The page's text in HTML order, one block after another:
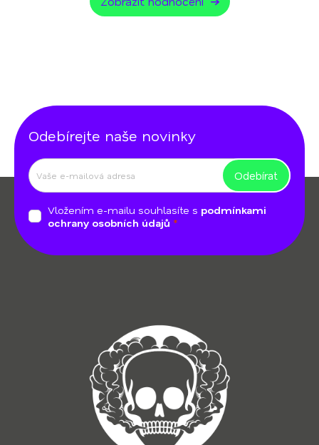
Odebírejte naše novinky
Vložením e-mailu souhlasíte s podmínkami
ochrany osobních údajů
Odebírat